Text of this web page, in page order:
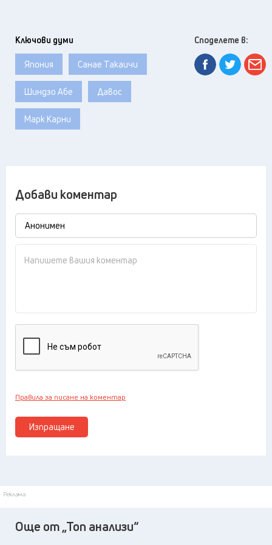
Ключови думи
Япония Санае Такаичи
Шиндзо Абе Давос
Марк Карни
Споделете в:
Добави коментар
Изпращане
Правила за писане на коментар
Реклама
Още от „Топ анализи“